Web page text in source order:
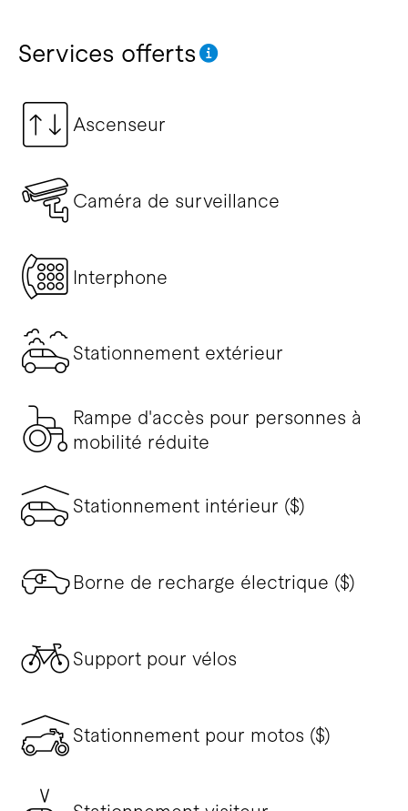
Services offerts
Ascenseur
Caméra de surveillance
Interphone
Stationnement extérieur
Rampe d'accès pour personnes à
mobilité réduite
Stationnement intérieur ($)
Borne de recharge électrique ($)
Support pour vélos
Stationnement pour motos ($)